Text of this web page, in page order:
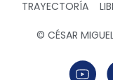
TRAYECTORÍA
© CÉSAR